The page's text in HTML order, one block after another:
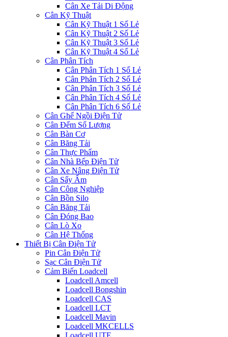
Cân Xe Tải Di Động
Cân Kỹ Thuật
Cân Kỹ Thuật 1 Số Lẻ
Cân Kỹ Thuật 2 Số Lẻ
Cân Kỹ Thuật 3 Số Lẻ
Cân Kỹ Thuật 4 Số Lẻ
Cân Phân Tích
Cân Phân Tích 1 Số Lẻ
Cân Phân Tích 2 Số Lẻ
Cân Phân Tích 3 Số Lẻ
Cân Phân Tích 4 Số Lẻ
Cân Phân Tích 6 Số Lẻ
Cân Ghế Ngồi Điện Tử
Cân Đếm Số Lượng
Cân Bàn Cơ
Cân Băng Tải
Cân Thực Phẩm
Cân Nhà Bếp Điện Tử
Cân Xe Nâng Điện Tử
Cân Sấy Ẩm
Cân Công Nghiệp
Cân Bồn Silo
Cân Băng Tải
Cân Đóng Bao
Cân Lò Xo
Cân Hệ Thống
Thiết Bị Cân Điện Tử
Pin Cân Điện Tử
Sạc Cân Điện Tử
Cảm Biến Loadcell
Loadcell Amcell
Loadcell Bongshin
Loadcell CAS
Loadcell LCT
Loadcell Mavin
Loadcell MKCELLS
Loadcell UTE